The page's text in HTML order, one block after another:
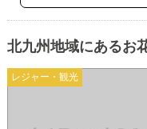
レジャー・観光
北九州地域にあるお